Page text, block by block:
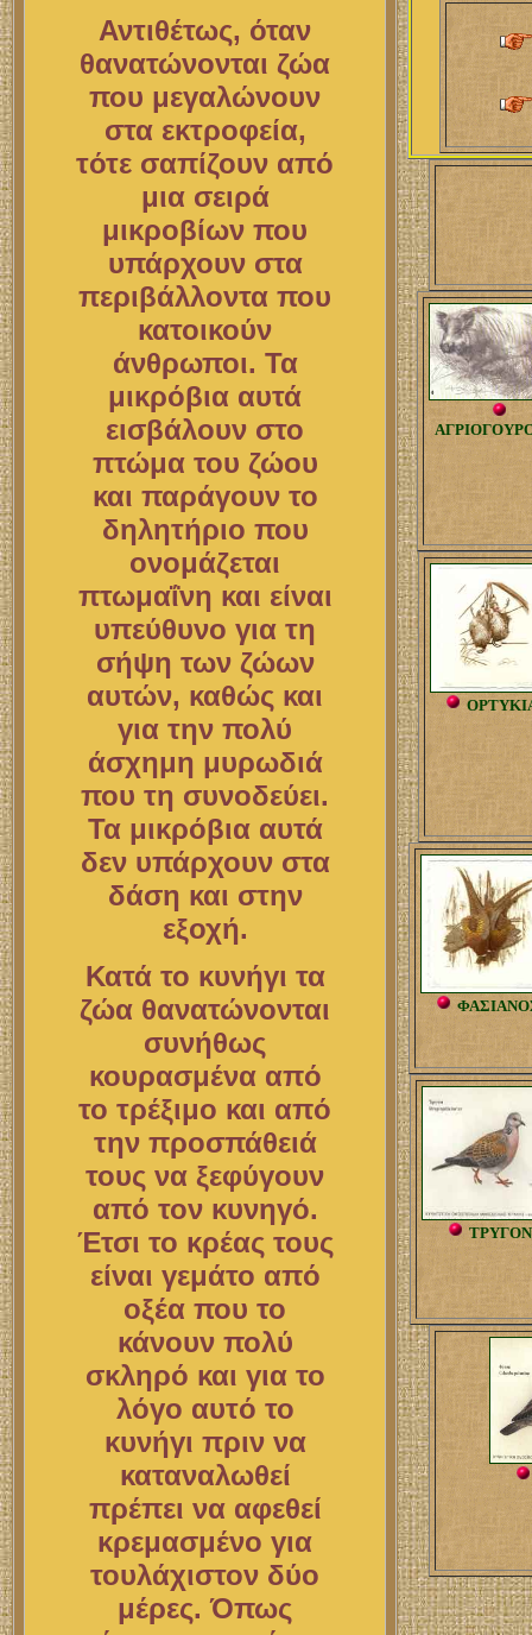
Αντιθέτως, όταν
θανατώνονται ζώα
που μεγαλώνουν
στα εκτροφεία,
τότε σαπίζουν από
μια σειρά
μικροβίων που
υπάρχουν στα
περιβάλλοντα που
κατοικούν
άνθρωποι. Τα
μικρόβια αυτά
εισβάλουν στο
πτώμα του ζώου
και παράγουν το
δηλητήριο που
ονομάζεται
πτωμαΐνη και είναι
υπεύθυνο για τη
σήψη των ζώων
αυτών, καθώς και
για την πολύ
άσχημη μυρωδιά
που τη συνοδεύει.
Τα μικρόβια αυτά
δεν υπάρχουν στα
δάση και στην
εξοχή.
Κατά το κυνήγι τα
ζώα θανατώνονται
συνήθως
κουρασμένα από
το τρέξιμο και από
την προσπάθειά
τους να ξεφύγουν
από τον κυνηγό.
Έτσι το κρέας τους
είναι γεμάτο από
οξέα που το
κάνουν πολύ
σκληρό και για το
λόγο αυτό το
κυνήγι πριν να
καταναλωθεί
πρέπει να αφεθεί
κρεμασμένο για
τουλάχιστον δύο
μέρες. Όπως